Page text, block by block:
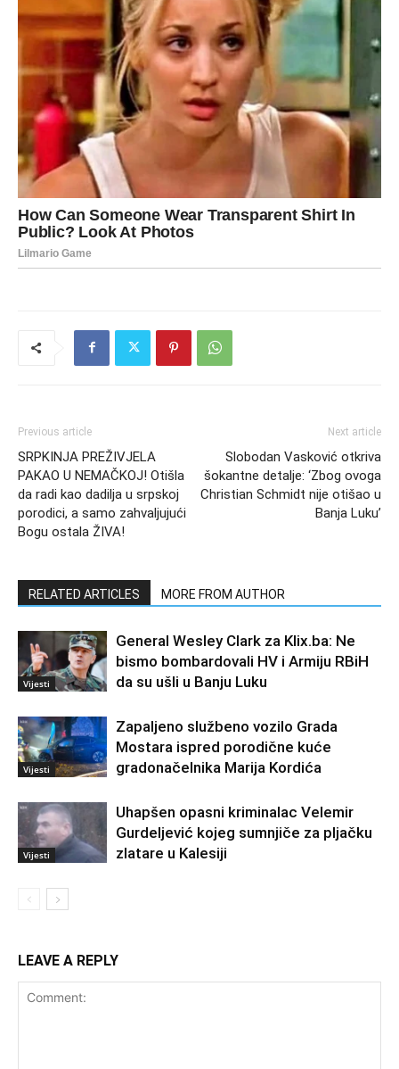
Previous article
SRPKINJA PREŽIVJELA
PAKAO U NEMAČKOJ! Otišla
da radi kao dadilja u srpskoj
porodici, a samo zahvaljujući
Bogu ostala ŽIVA!
Next article
Slobodan Vasković otkriva
šokantne detalje: ‘Zbog ovoga
Christian Schmidt nije otišao u
Banja Luku’
RELATED ARTICLES MORE FROM AUTHOR
Vijesti
General Wesley Clark za Klix.ba: Ne
bismo bombardovali HV i Armiju RBiH
da su ušli u Banju Luku
Vijesti
Zapaljeno službeno vozilo Grada
Mostara ispred porodične kuće
gradonačelnika Marija Kordića
Vijesti
Uhapšen opasni kriminalac Velemir
Gurdeljević kojeg sumnjiče za pljačku
zlatare u Kalesiji
LEAVE A REPLY